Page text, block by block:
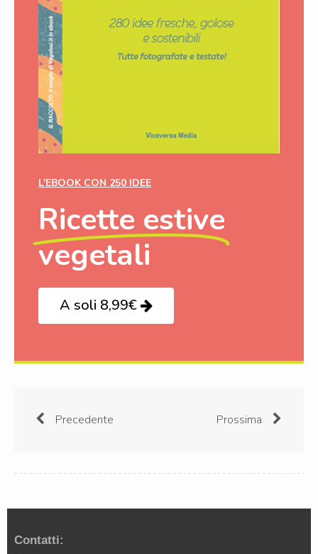
L’EBOOK CON 250 IDEE
Ricette estive
vegetali
A soli 8,99€
Precedente Prossima
Contatti: